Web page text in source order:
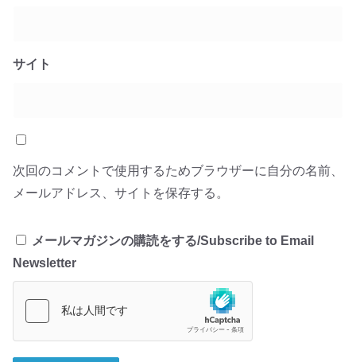
サイト
次回のコメントで使用するためブラウザーに自分の名前、
メールアドレス、サイトを保存する。
メールマガジンの購読をする/Subscribe to Email
Newsletter